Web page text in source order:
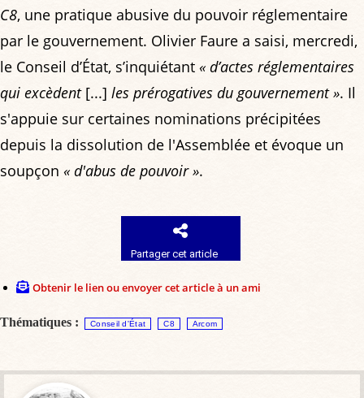
C8, une pratique abusive du pouvoir réglementaire
par le gouvernement. Olivier Faure a saisi, mercredi,
le Conseil d’État, s’inquiétant « d’actes réglementaires
qui excèdent[...] les prérogatives du gouvernement ». Il
s'appuie sur certaines nominations précipitées
depuis la dissolution de l'Assemblée et évoque un
soupçon « d'abus de pouvoir ».
Partager cet article
Obtenir le lien ou envoyer cet article à un ami
Thématiques : Conseil d'État C8 Arcom